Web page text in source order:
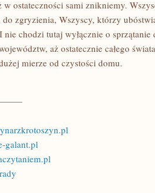
w ostateczności sami znikniemy.
zgryzienia, Wszyscy, którzy
chodzi tutaj wyłącznie o
aż ostatecznie całego
mierze od czystości domu.
galant.pl